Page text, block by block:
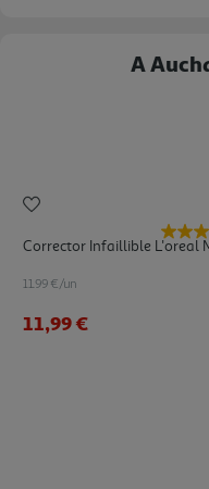
A
Corrector Infaillible L'oreal
11.99 €/un
11,99 €